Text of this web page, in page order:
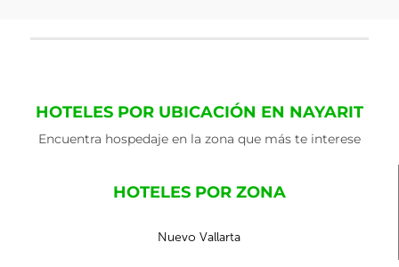
HOTELES POR UBICACIÓN EN NAYARIT
Encuentra hospedaje en la zona que más te interese
HOTELES POR ZONA
Nuevo Vallarta